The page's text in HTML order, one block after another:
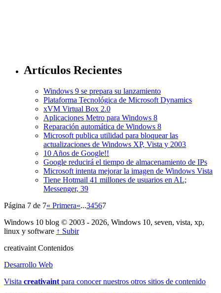
Artículos Recientes
Windows 9 se prepara su lanzamiento
Plataforma Tecnológica de Microsoft Dynamics
xVM Virtual Box 2.0
Aplicaciones Metro para Windows 8
Reparación automática de Windows 8
Microsoft publica utilidad para bloquear las
actualizaciones de Windows XP, Vista y 2003
10 Años de Google!!
Google reducirá el tiempo de almacenamiento de IPs
Microsoft intenta mejorar la imagen de Windows Vista
Tiene Hotmail 41 millones de usuarios en AL;
Messenger, 39
Página 7 de 7« Primera«...34567
Windows 10 blog © 2003 - 2026, Windows 10, seven, vista, xp,
linux y software ↑ Subir
creativaint Contenidos
Desarrollo Web
Visita creativaint para conocer nuestros otros sitios de contenido